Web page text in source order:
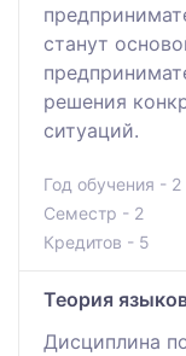
станут
решения
ситуаций.
Год обучения - 2
Семестр - 2
Кредитов - 5
Теория
Дисциплина